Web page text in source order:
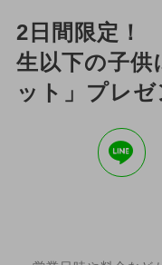
2日間限定！
生以下の子供
ット」プレゼ